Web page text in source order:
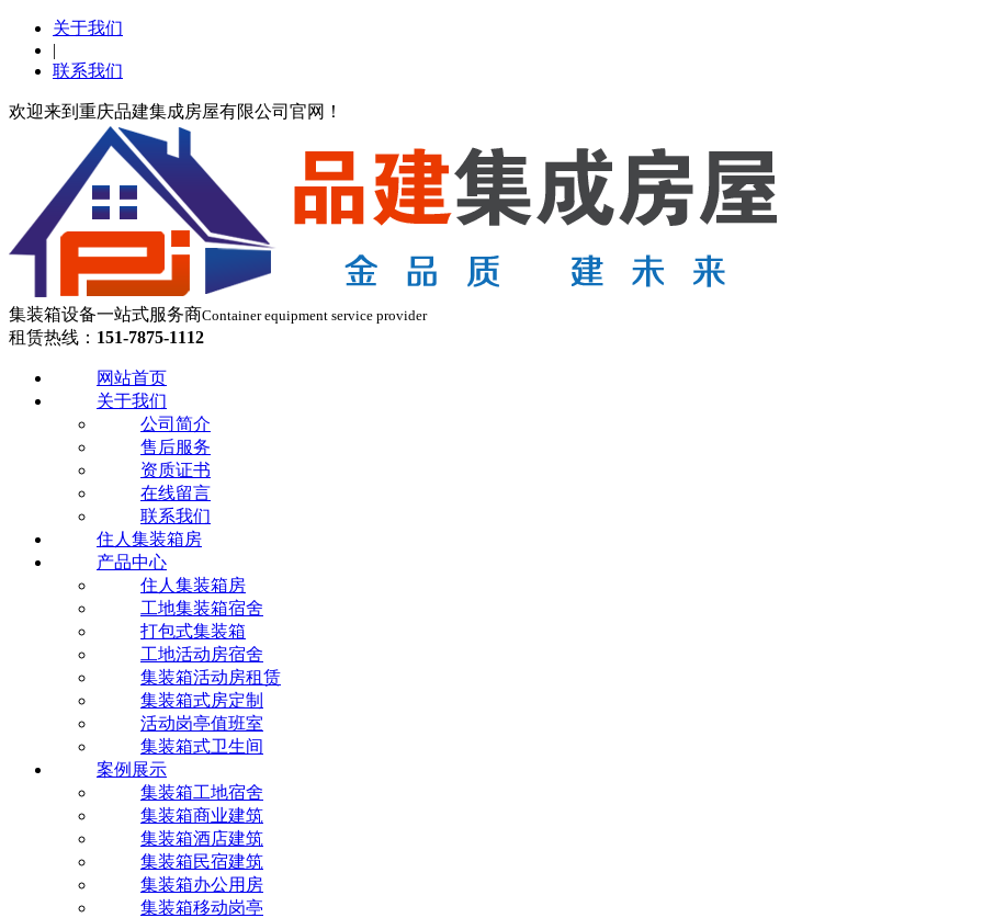
关于我们
|
联系我们
欢迎来到重庆品建集成房屋有限公司官网！
集装箱设备一站式服务商Container equipment service provider
租赁热线： 151-7875-1112
网站首页
关于我们
公司简介
售后服务
资质证书
在线留言
联系我们
住人集装箱房
产品中心
住人集装箱房
工地集装箱宿舍
打包式集装箱
工地活动房宿舍
集装箱活动房租赁
集装箱式房定制
活动岗亭值班室
集装箱式卫生间
案例展示
集装箱工地宿舍
集装箱商业建筑
集装箱酒店建筑
集装箱民宿建筑
集装箱办公用房
集装箱移动岗亭